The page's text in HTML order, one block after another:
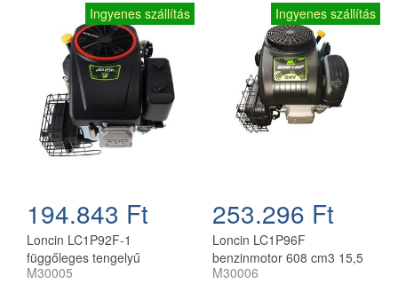
Ingyenes szállítás
194.843 Ft
Loncin LC1P92F-1
függőleges tengelyű
benzinmotor 452 cm3,
M30005
Ingyenes szállítás
253.296 Ft
Loncin LC1P96F
benzinmotor 608 cm3 15,5
LE függőleges tengellyel
M30006